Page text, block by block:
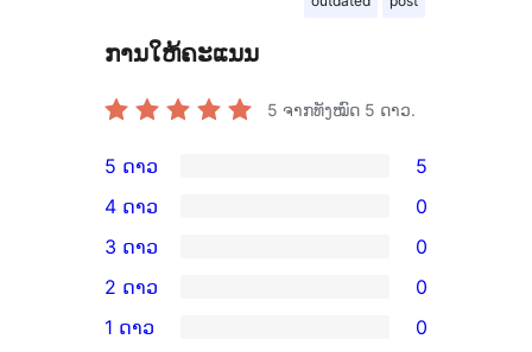
ການໃຫ້ຄະແນນ
5 ຈາກທັງໝົດ 5 ດາວ.
ການ
ວິຈານ
5
ດາວ
ຈຳນວນ
5 ດາວ 5
ວິຈານ
4
ດາວ
4 ດາວ 0
ການ
ວິຈານ
3
3 ດາວ 0
ວິຈານ
2 ດາວ 0
1 ດາວ 0